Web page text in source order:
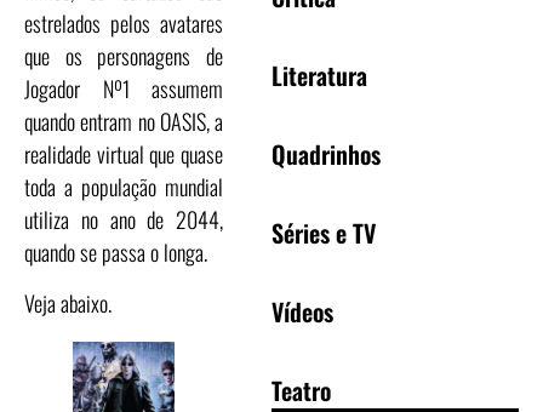
estrelados pelos avatares
que os personagens de
Jogador Nº1 assumem
quando entram no OASIS, a
realidade virtual que quase
toda a população mundial
utiliza no ano de 2044,
quando se passa o longa.
Veja abaixo.
Literatura
Quadrinhos
Séries e TV
Vídeos
Teatro